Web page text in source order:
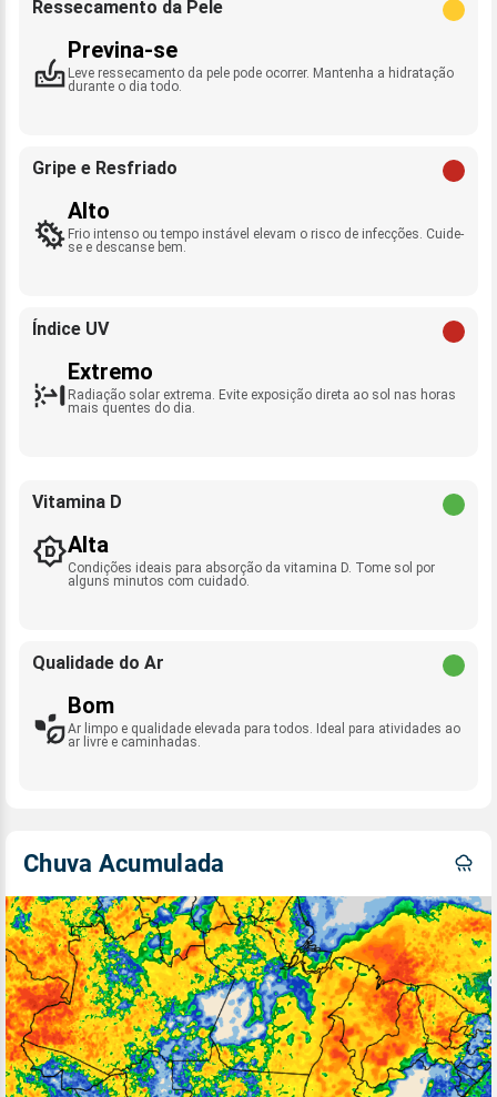
Ressecamento da Pele
Previna-se
Leve ressecamento da pele pode ocorrer. Mantenha a hidratação
durante o dia todo.
Gripe e Resfriado
Alto
Frio intenso ou tempo instável elevam o risco de infecções. Cuide-
se e descanse bem.
Índice UV
Extremo
Radiação solar extrema. Evite exposição direta ao sol nas horas
mais quentes do dia.
Vitamina D
Alta
Condições ideais para absorção da vitamina D. Tome sol por
alguns minutos com cuidado.
Qualidade do Ar
Bom
Ar limpo e qualidade elevada para todos. Ideal para atividades ao
ar livre e caminhadas.
Chuva Acumulada